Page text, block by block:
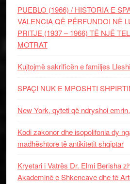
PUEBLO (1966) / HISTORIA E
VALENCIA QË PËRFUNDOI NË
PRITJE (1937 – 1966) TË NJË
MOTRAT
Kujtojmë sakrificën e familjes
SPAÇI NUK E MPOSHTI
New York, qyteti që ndryshoi
Kodi zakonor dhe isopolifonia dy
madhështore të antikitetit shqiptar
Kryetari i Vatrës Dr. Elmi Berisha
Akademinë e Shkencave dhe të